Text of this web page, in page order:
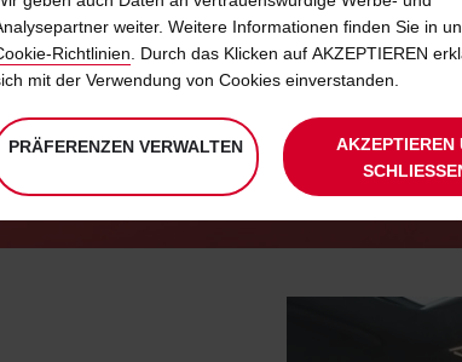
CHAUFFEUR-
MIT DEM MIETWAGEN INS AUSLAND ONE-WAY CAR
weiter. Weitere Informationen finden Sie in
Richtlinien. Durch das Klicken auf AKZEPTIEREN
mit der Verwendung von Cookies einverstanden.
PRÄFERENZEN VERWALTEN
AKZEPTIEREN
SCHLIESSEN